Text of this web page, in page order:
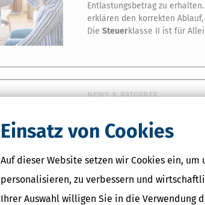
Einsatz von Cookies
Auf dieser Website setzen wir Cookies ein, um
personalisieren, zu verbessern und
Ihrer Auswahl willigen Sie in die Verwendung
Entlastungsbetrag zu
erklären den korrekten
Die Steuerklasse II ist für
NEWS & RATGEBER
[31.07.2026]… Influencer
intensivieren Prüfungen
Betriebsausgaben Online-
Mit dem Hobby Geld